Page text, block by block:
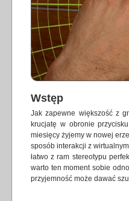
Wstęp
Jak zapewne większość z
krucjatę w obronie
miesięcy żyjemy w nowej
sposób interakcji z
łatwo z ram stereotypu
warto ten moment sobie
przyjemność może dawać